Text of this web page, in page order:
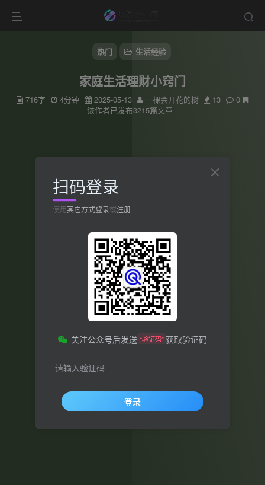
热门 生活经验
家庭生活理财小窍门
716字 4分钟 2025-05-13 一棵会开花的树 13
0
该作者已发布3215篇文章
扫码登录
使用其它方式登录或注册
关注公众号后发送 “验证码” 获取验证码
请输入验证码
登录